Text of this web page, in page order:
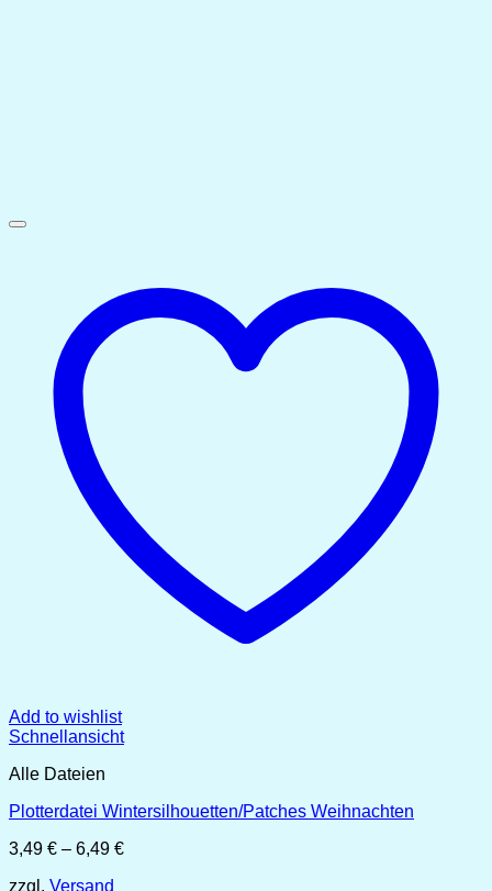
Add to wishlist
Schnellansicht
Alle Dateien
Plotterdatei Wintersilhouetten/Patches Weihnachten
3,49 € – 6,49 €Preisspanne:
zzgl. Versand